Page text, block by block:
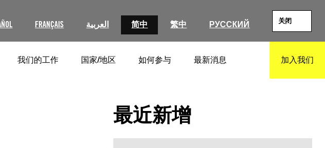
FRANÇAIS العربية 简中 繁中 РУССКИЙ 关闭
我们的工作 国家/地区 如何参与 最新消息 加入我们
最近新增